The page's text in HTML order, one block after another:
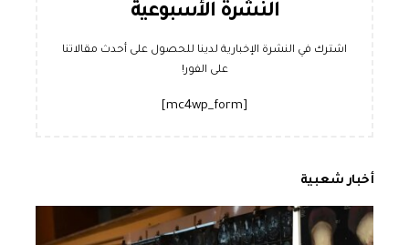
النشرة الأسبوعية
اشترك في النشرة الإخبارية لدينا للحصول على أحدث مقالاتنا
على الفور!
أخبار شعبية